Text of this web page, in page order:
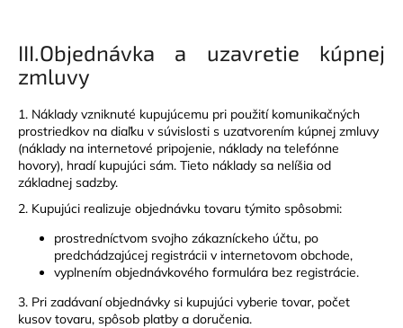
III.Objednávka a uzavretie kúpnej
zmluvy
1. Náklady vzniknuté kupujúcemu pri použití komunikačných
prostriedkov na diaľku v súvislosti s uzatvorením kúpnej zmluvy
(náklady na internetové pripojenie, náklady na telefónne
hovory), hradí kupujúci sám. Tieto náklady sa nelíšia od
základnej sadzby.
2. Kupujúci realizuje objednávku tovaru týmito spôsobmi:
prostredníctvom svojho zákazníckeho účtu, po
predchádzajúcej registrácii v internetovom obchode,
vyplnením objednávkového formulára bez registrácie.
3. Pri zadávaní objednávky si kupujúci vyberie tovar, počet
kusov tovaru, spôsob platby a doručenia.